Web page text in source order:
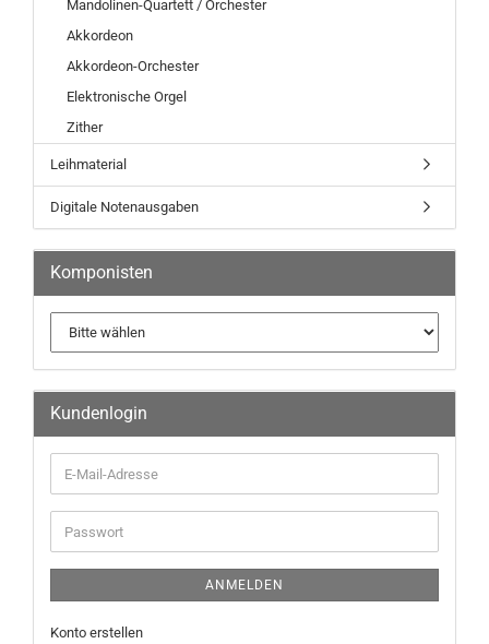
Mandolinen-Quartett / Orchester
Akkordeon
Akkordeon-Orchester
Elektronische Orgel
Zither
Leihmaterial
Digitale Notenausgaben
Komponisten
Kundenlogin
ANMELDEN
Konto erstellen